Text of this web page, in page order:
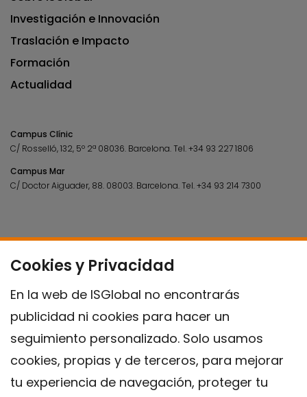
Cookies y Privacidad
En la web de ISGlobal no encontrarás
publicidad ni cookies para hacer un
seguimiento personalizado. Solo usamos
cookies, propias y de terceros, para mejorar
tu experiencia de navegación, proteger tu
Investigación e Innovación
Traslación e Impacto
Formación
Actualidad
Campus Clínic
C/ Rosselló, 132, 5º 2ª 08036. Barcelona.Tel.+34 93 227 1806
Campus Mar
C/ Doctor Aiguader, 88. 08003. Barcelona.Tel.+34 93 214 7300